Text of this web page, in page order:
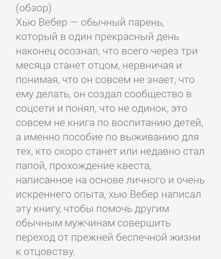
(обзор)
Хью Вебер — обычный парень,
который в один прекрасный день
наконец осознал, что всего через три
месяца станет отцом, нервничая и
понимая, что он совсем не знает, что
ему делать, он создал сообщество в
соцсети и понял, что не одинок, это
совсем не книга по воспитанию детей,
а именно пособие по выживанию для
тех, кто скоро станет или недавно стал
папой, прохождение квеста,
написанное на основе личного и очень
искреннего опыта, хью Вебер написал
эту книгу, чтобы помочь другим
обычным мужчинам совершить
переход от прежней беспечной жизни
к отцовству.